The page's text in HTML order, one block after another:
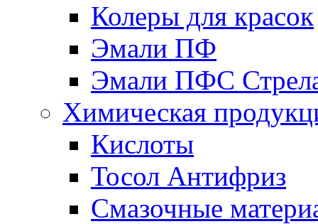
Колеры для красок
Эмали ПФ
Эмали ПФС
Химическая
Кислоты
Тосол Антифриз
Смазочные